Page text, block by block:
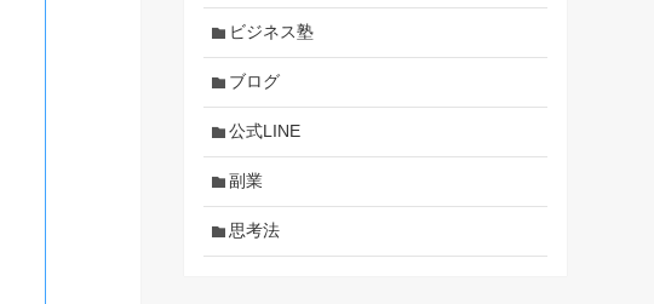
ビジネス塾
ブログ
公式LINE
副業
思考法